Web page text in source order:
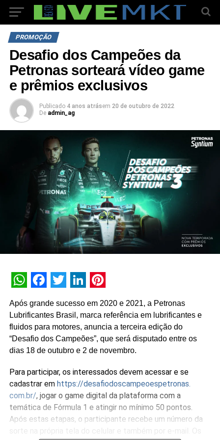
PROMOÇÃO
Desafio dos Campeões da
Petronas sorteará vídeo game
e prêmios exclusivos
Publicado 4 anos atrásem 20 de outubro de 2022
De admin_ag
WhatsApp
FacebookLinkedIn
Pinterest
Após grande sucesso em 2020 e 2021, a Petronas
Lubrificantes Brasil, marca referência em lubrificantes e
fluidos para motores, anuncia a terceira edição do
“Desafio dos Campeões”, que será disputado entre os
dias 18 de outubro e 2 de novembro.
Para participar, os interessados devem acessar e se
cadastrar em https://desafiodoscampeoespetronas.
com.br/, jogar o game digital da plataforma com a
temática de Fórmula 1 e atingir no mínimo 50 pontos.
Após estas etapas, o participante recebe um número da